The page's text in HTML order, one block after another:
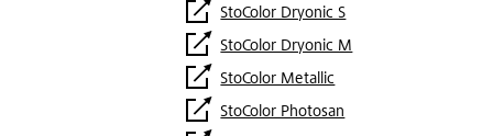
StoColor Dryonic S
StoColor Dryonic M
StoColor Metallic
StoColor Photosan